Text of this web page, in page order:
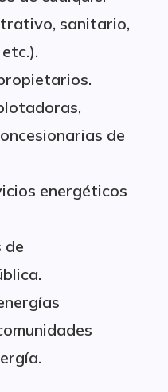
sanitario,
de
energéticos
de